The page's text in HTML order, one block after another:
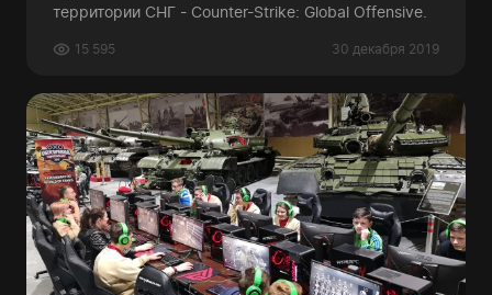
территории СНГ - Counter-Strike: Global Offensive.
30 декабря 2019
15 595